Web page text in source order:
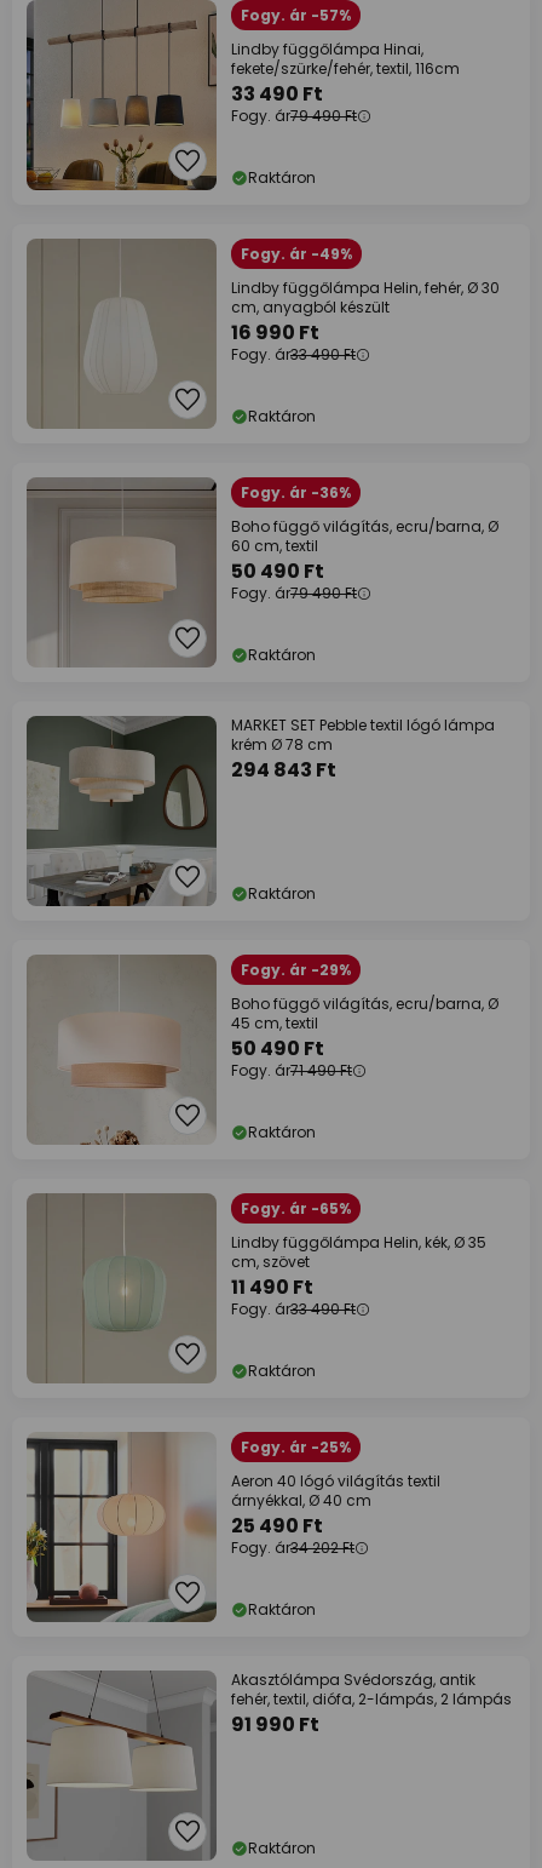
Fogy. ár -57%
Lindby függőlámpa Hinai,
fekete/szürke/fehér, textil, 116cm
33 490 Ft
Fogy. ár79 490 Ft
Raktáron
Fogy. ár -49%
Lindby függőlámpa Helin, fehér, Ø 30
cm, anyagból készült
16 990 Ft
Fogy. ár33 490 Ft
Raktáron
Fogy. ár -36%
Boho függő világítás, ecru/barna, Ø
60 cm, textil
50 490 Ft
Fogy. ár79 490 Ft
Raktáron
MARKET SET Pebble textil lógó lámpa
krém Ø 78 cm
294 843 Ft
Raktáron
Fogy. ár -29%
Boho függő világítás, ecru/barna, Ø
45 cm, textil
50 490 Ft
Fogy. ár71 490 Ft
Raktáron
Fogy. ár -65%
Lindby függőlámpa Helin, kék, Ø 35
cm, szövet
11 490 Ft
Fogy. ár33 490 Ft
Raktáron
Fogy. ár -25%
Aeron 40 lógó világítás textil
árnyékkal, Ø 40 cm
25 490 Ft
Fogy. ár34 202 Ft
Raktáron
Akasztólámpa Svédország, antik
fehér, textil, diófa, 2-lámpás, 2 lámpás
91 990 Ft
Raktáron